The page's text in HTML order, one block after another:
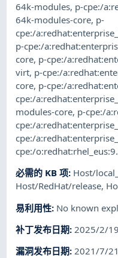
64k-modules, p-cpe:/
64k-modules-core, p-
cpe:/
p-cpe:/
core, p-cpe:/
virt, p-cpe:/
core, p-cpe:/
cpe:/
modules-core, p-cpe:/
cpe:/
cpe:/
cpe:/
必需的 KB 项: Host/
Host/RedHat/release,
易利用性: No known
补丁发布日期: 2025/2/19
漏洞发布日期:2021/7/21